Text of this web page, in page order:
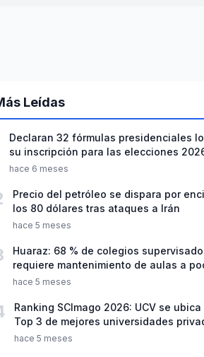
Leídas
Declaran 32 fórmulas presidenciales
su inscripción para las elecciones
hace 6 meses
Precio del petróleo se dispara por
los 80 dólares tras ataques a Irán
hace 5 meses
Huaraz: 68 % de colegios
requiere mantenimiento de aulas a
de inicio del año escolar 2026
hace 5 meses
Ranking SCImago 2026: UCV se ubica
Top 3 de mejores universidades
Perú
hace 5 meses